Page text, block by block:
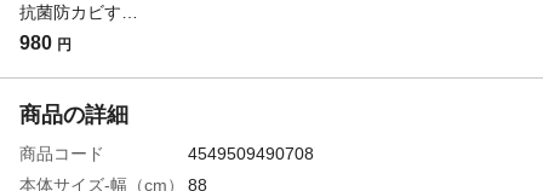
980 円
商品の詳細
商品コード
4549509490708
本体サイズ-幅（cm）
88